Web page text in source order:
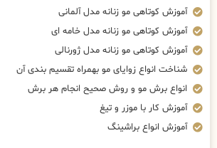
آموزش کوتاهی مو زنانه مدل آلمانی
آموزش کوتاهی مو زنانه مدل خامه ای
آموزش کوتاهی مو زنانه مدل ژورنالی
شناخت انواع زوایای مو بهمراه تقسیم بندی آن
انواع برش مو و روش صحیح انجام هر برش
آموزش کار با موزر و تیغ
آموزش انواع براشینگ